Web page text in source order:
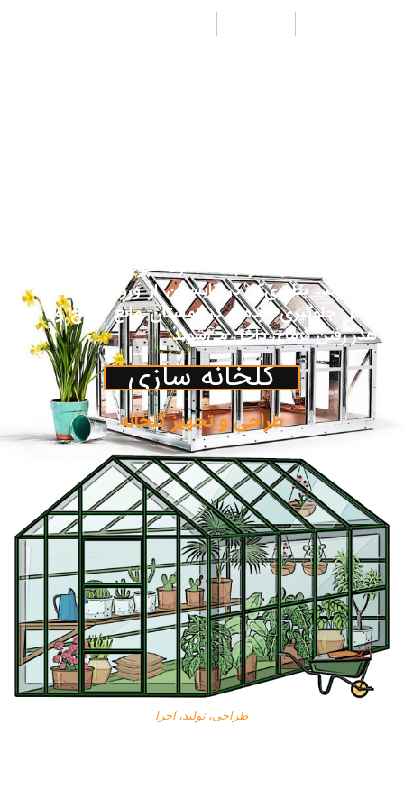
برای شیشه بوده و باعث صرفه جویی در انرژی
می‌شوند. بطوری‌که در تابستان از ورود گرما به
داخل جلوگیری کرده و در زمستان مانع خروج و
هدر رفتن گرمای داخل می‌شوند.
گلخانه سازی
طراحی و تجهیز گلخانه
طراحی، تولید، اجرا